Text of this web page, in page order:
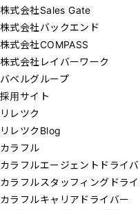
株式会社Sales Gate
株式会社バックエンド
株式会社COMPASS
株式会社レイバーワーク
バベルグループ
採用サイト
リレツク
リレツクBlog
カラフル
カラフルエージェントドライ
カラフルスタッフィングドラ
カラフルキャリアドライバー